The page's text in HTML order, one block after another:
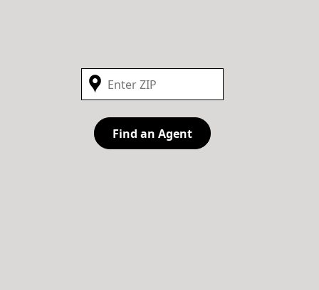
Find an Agent